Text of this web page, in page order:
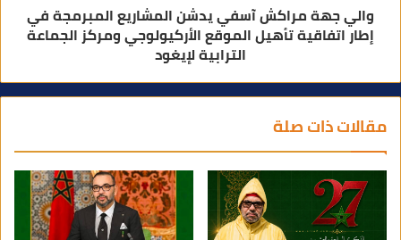
والي جهة مراكش آسفي يدشن المشاريع المبرمجة في
إطار اتفاقية تأهيل الموقع الأركيولوجي ومركز الجماعة
الترابية لإيغود
مقالات ذات صلة